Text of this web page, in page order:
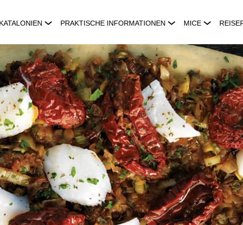
PRAKTISCHE INFORMATIONEN MICE